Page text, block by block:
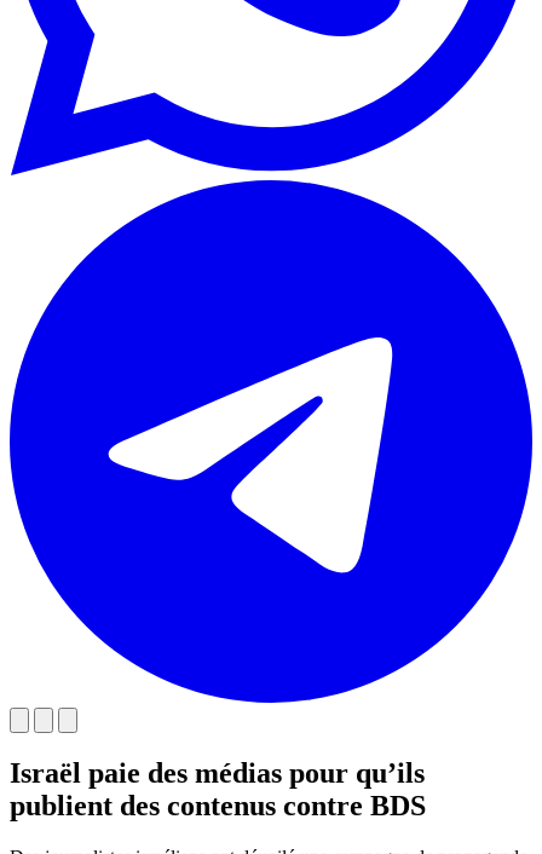
Israël paie des médias pour qu’ils
publient des contenus contre BDS